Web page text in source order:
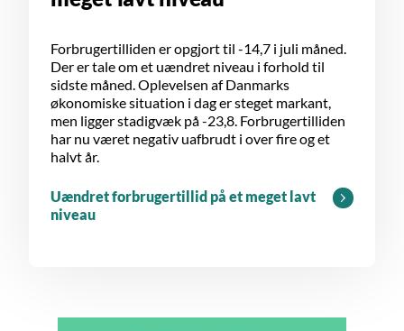
Forbrugertilliden er opgjort til -14,7 i juli måned.
Der er tale om et uændret niveau i forhold til
sidste måned. Oplevelsen af Danmarks
økonomiske situation i dag er steget markant,
men ligger stadigvæk på -23,8. Forbrugertilliden
har nu været negativ uafbrudt i over fire og et
halvt år.
Uændret forbrugertillid på et meget lavt
niveau